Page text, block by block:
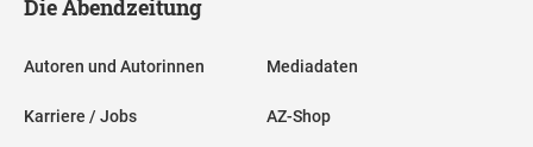
Die Abendzeitung
Autoren und Autorinnen
Karriere / Jobs
Mediadaten
AZ-Shop